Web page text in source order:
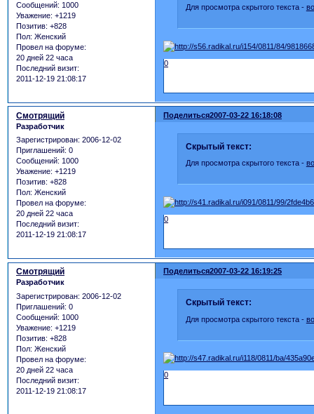
Сообщений: 1000
Уважение: +1219
Позитив: +828
Пол: Женский
Провел на форуме:
20 дней 22 часа
Последний визит:
2011-12-19 21:08:17
Для просмотра скрытого текста -
0
Поделиться2007-03-22 16:18:08
Смотрящий
Разработчик
Зарегистрирован: 2006-12-02
Приглашений: 0
Сообщений: 1000
Уважение: +1219
Позитив: +828
Пол: Женский
Провел на форуме:
20 дней 22 часа
Последний визит:
2011-12-19 21:08:17
Скрытый текст:
Для просмотра скрытого текста -
0
Поделиться2007-03-22 16:19:25
Смотрящий
Разработчик
Зарегистрирован: 2006-12-02
Приглашений: 0
Сообщений: 1000
Уважение: +1219
Позитив: +828
Пол: Женский
Провел на форуме:
20 дней 22 часа
Последний визит:
2011-12-19 21:08:17
Скрытый текст:
Для просмотра скрытого текста -
0